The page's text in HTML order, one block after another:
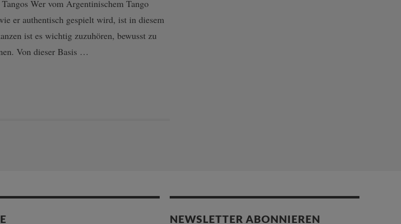
Wer vom Argentinischem Tango
er authentisch gespielt wird, ist in diesem
ist es wichtig zuzuhören, bewusst zu
Von dieser Basis …
NEWSLETTER ABONNIEREN